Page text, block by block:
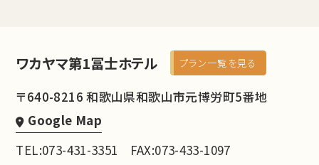
ワカヤマ第1冨士ホテル プラン一覧を見る
〒640-8216 和歌山県和歌山市元博労町5番地
Google Map
TEL:073-431-3351
FAX:073-433-1097